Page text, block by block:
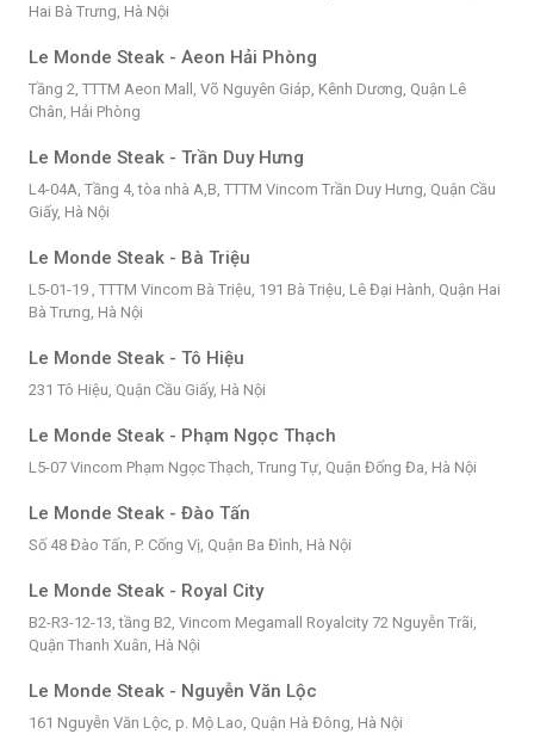
Hai Bà Trưng, Hà Nội
Le Monde Steak - Aeon Hải Phòng
Tầng 2, TTTM Aeon Mall, Võ Nguyên Giáp, Kênh Dương, Quận Lê
Chân, Hải Phòng
Le Monde Steak - Trần Duy Hưng
L4-04A, Tầng 4, tòa nhà A,B, TTTM Vincom Trần Duy Hưng, Quận Cầu
Giấy, Hà Nội
Le Monde Steak - Bà Triệu
L5-01-19 , TTTM Vincom Bà Triệu, 191 Bà Triệu, Lê Đại Hành, Quận Hai
Bà Trưng, Hà Nội
Le Monde Steak - Tô Hiệu
231 Tô Hiệu, Quận Cầu Giấy, Hà Nội
Le Monde Steak - Phạm Ngọc Thạch
L5-07 Vincom Phạm Ngọc Thạch, Trung Tự, Quận Đống Đa, Hà Nội
Le Monde Steak - Đào Tấn
Số 48 Đào Tấn, P. Cống Vị, Quận Ba Đình, Hà Nội
Le Monde Steak - Royal City
B2-R3-12-13, tầng B2, Vincom Megamall Royalcity 72 Nguyễn Trãi,
Quận Thanh Xuân, Hà Nội
Le Monde Steak - Nguyễn Văn Lộc
161 Nguyễn Văn Lộc, p. Mộ Lao, Quận Hà Đông, Hà Nội